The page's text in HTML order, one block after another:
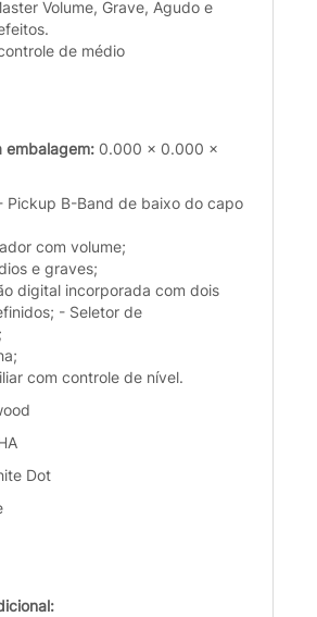
Volume, Grave, Agudo e
de médio
embalagem: 0.000 x 0.000 x
Pickup B-Band de baixo do capo
com volume;
e graves;
digital incorporada com dois
- Seletor de
com controle de nível.
Dot